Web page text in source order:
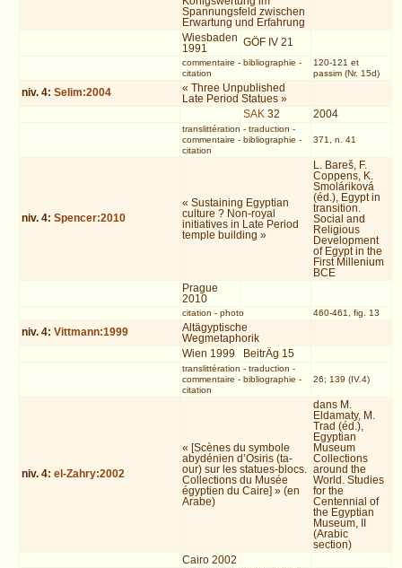
Spannungsfeld zwischen
Erwartung und Erfahrung
Wiesbaden
1991
GÖF IV 21
commentaire - bibliographie -
citation
120-121 et
passim (Nr. 15d)
niv. 4:Selim:2004
« Three Unpublished
Late Period Statues »
SAK 32 2004
translittération - traduction -
commentaire - bibliographie -
citation
371, n. 41
niv. 4:Spencer:2010
« Sustaining Egyptian
culture ? Non-royal
initiatives in Late Period
temple building »
L. Bareš, F.
Coppens, K.
Smoláriková
(éd.), Egypt in
transition.
Social and
Religious
Development
of Egypt in the
First Millenium
BCE
Prague
2010
citation - photo 460-461, fig. 13
niv. 4:Vittmann:1999
Altägyptische
Wegmetaphorik
Wien 1999
BeitrÄg 15
translittération - traduction -
commentaire - bibliographie -
citation
26; 139 (IV.4)
niv. 4:el-Zahry:2002
« [Scènes du symbole
abydénien d’Osiris (ta-
our) sur les statues-blocs.
Collections du Musée
égyptien du Caire] » (en
Arabe)
dans M.
Eldamaty, M.
Trad (éd.),
Egyptian
Museum
Collections
around the
World. Studies
for the
Centennial of
the Egyptian
Museum, II
(Arabic
section)
Cairo 2002